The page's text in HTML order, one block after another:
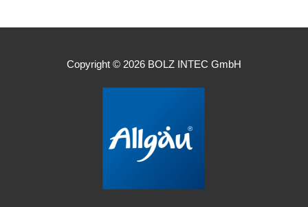
Copyright © 2026 BOLZ INTEC GmbH